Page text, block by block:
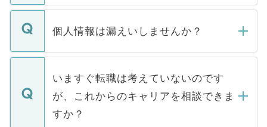
ません。
■応募殺到を避けるため 人気のある医療機
関を公にしてしまうと、応募が殺到する場
に、医療機関が求める条件に合った人材の
みを人材紹介会社に依頼するケースが増え
ています。
転職・入職を強要することは一切ありませ
ん。また、仮に応募先から内定をいただい
定を承諾する必要はありません。内定先へ
の辞退の連絡はキャリアパートナーが行い
個人情報は漏えいしませんか？
個人情報が漏えいすることはありませんの
で、ご安心ください。当サイトからの登録
などで収集したご登録者様の個人情報は、
ご本人のキャリアアップおよび転職活動の
支援を目的に使用いたします。お預かりし
いますぐ転職は考えていないのです
が、これからのキャリアを相談できま
すか？